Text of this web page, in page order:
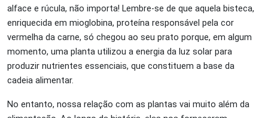
alface e rúcula, não importa! Lembre-se de que aquela bisteca,
enriquecida em mioglobina, proteína responsável pela cor
vermelha da carne, só chegou ao seu prato porque, em algum
momento, uma planta utilizou a energia da luz solar para
produzir nutrientes essenciais, que constituem a base da
cadeia alimentar.
No entanto, nossa relação com as plantas vai muito além da